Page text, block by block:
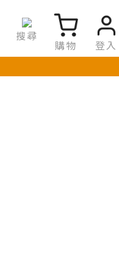
搜尋
購物 登入